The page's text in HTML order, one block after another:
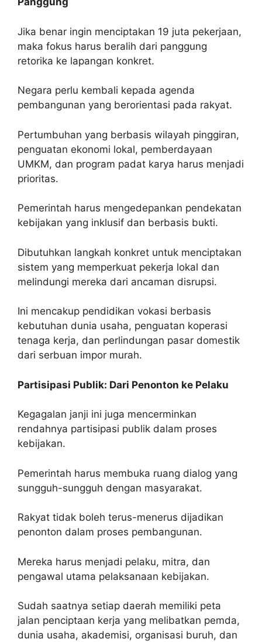
Jika benar ingin menciptakan 19 juta pekerjaan,
maka fokus harus beralih dari panggung
retorika ke lapangan konkret.
Negara perlu kembali kepada agenda
pembangunan yang berorientasi pada rakyat.
Pertumbuhan yang berbasis wilayah pinggiran,
penguatan ekonomi lokal, pemberdayaan
UMKM, dan program padat karya harus menjadi
prioritas.
Pemerintah harus mengedepankan pendekatan
kebijakan yang inklusif dan berbasis bukti.
Dibutuhkan langkah konkret untuk menciptakan
sistem yang memperkuat pekerja lokal dan
melindungi mereka dari ancaman disrupsi.
Ini mencakup pendidikan vokasi berbasis
kebutuhan dunia usaha, penguatan koperasi
tenaga kerja, dan perlindungan pasar domestik
dari serbuan impor murah.
Partisipasi Publik: Dari Penonton ke Pelaku
Kegagalan janji ini juga mencerminkan
rendahnya partisipasi publik dalam proses
kebijakan.
Pemerintah harus membuka ruang dialog yang
sungguh-sungguh dengan masyarakat.
Rakyat tidak boleh terus-menerus dijadikan
penonton dalam proses pembangunan.
Mereka harus menjadi pelaku, mitra, dan
pengawal utama pelaksanaan kebijakan.
Sudah saatnya setiap daerah memiliki peta
jalan penciptaan kerja yang melibatkan pemda,
dunia usaha, akademisi, organisasi buruh, dan